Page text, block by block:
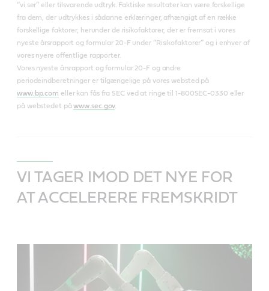
“vi ser” eller tilsvarende udtryk. Faktiske resultater kan være forskellige
fra dem, der udtrykkes i sådanne erklæringer, afhængigt af en række
forskellige faktorer, herunder de risikofaktorer, der er fremsat i vores
nyeste årsrapport og formular 20-F under “Risikofaktorer” og i enhver af
vores nyere offentlige rapporter.
Vores nyeste årsrapport og formular 20-F og andre
periodeindberetninger er tilgængelige på vores websted på
www.bp.com eller kan fås fra SEC ved at ringe til 1-800SEC-0330 eller
på webstedet påwww.sec.gov.
VI TAGER IMOD DET NYE FOR
AT ACCELERERE FREMSKRIDT